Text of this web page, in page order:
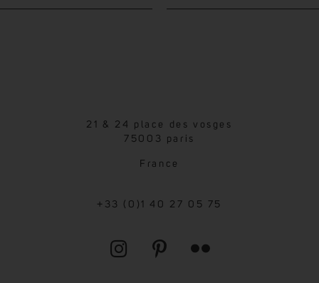
21 & 24 place des vosges
75003 paris
France
+33 (0)1 40 27 05 75